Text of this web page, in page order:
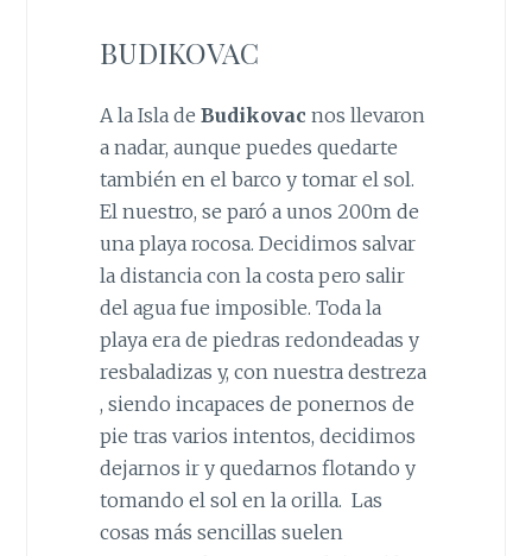
BUDIKOVAC
A la Isla de Budikovac nos llevaron
a nadar, aunque puedes quedarte
también en el barco y tomar el sol.
El nuestro, se paró a unos 200m de
una playa rocosa. Decidimos salvar
la distancia con la costa pero salir
del agua fue imposible. Toda la
playa era de piedras redondeadas y
resbaladizas y, con nuestra destreza
, siendo incapaces de ponernos de
pie tras varios intentos, decidimos
dejarnos ir y quedarnos flotando y
tomando el sol en la orilla. Las
cosas más sencillas suelen